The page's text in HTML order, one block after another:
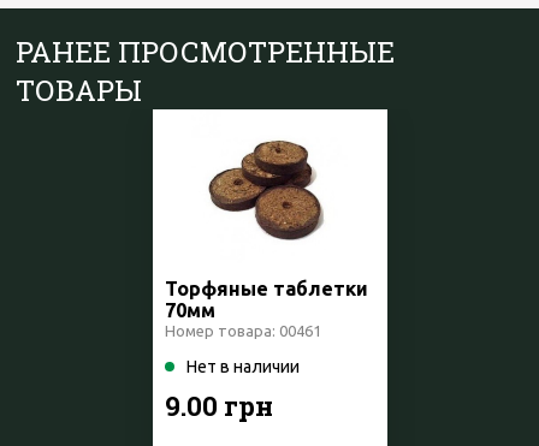
РАНЕЕ ПРОСМОТРЕННЫЕ
ТОВАРЫ
Торфяные таблетки
70мм
Номер товара: 00461
Нет в наличии
9.00 грн